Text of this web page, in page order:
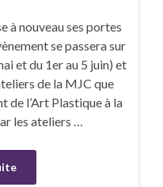
à nouveau ses portes
se passera sur
et du 1er au 5 juin) et
de la MJC que
de l’Art Plastique à la
les ateliers …